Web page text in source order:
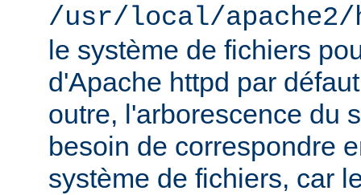
/usr/local/
le système de fichiers
d'Apache httpd par
outre, l'arborescence du
besoin de correspondre
système de fichiers, car